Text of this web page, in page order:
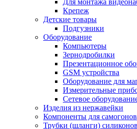
Для монтажа
Крепеж
Детские товары
Подгузники
Оборудование
Компьютеры
Зернодробилки
Презентационное
GSM устройства
Оборудование для
Измерительные
Сетевое
Изделия из нержавейки
Компоненты для
Трубки (шланги)